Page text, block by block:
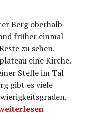
Berg oberhalb
früher einmal
zu sehen.
eine Kirche.
Stelle im Tal
gibt es viele